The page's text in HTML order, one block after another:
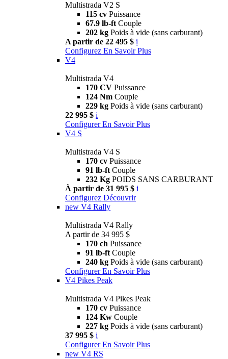
Multistrada V2 S
115 cv Puissance
67.9 lb-ft Couple
202 kg Poids à vide (sans carburant)
A partir de 22 495 $ i
Configurez En Savoir Plus
V4
Multistrada V4
170 CV Puissance
124 Nm Couple
229 kg Poids à vide (sans carburant)
22 995 $ i
Configurer En Savoir Plus
V4 S
Multistrada V4 S
170 cv Puissance
91 lb-ft Couple
232 Kg POIDS SANS CARBURANT
À partir de 31 995 $ i
Configurez Découvrir
new V4 Rally
Multistrada V4 Rally
A partir de 34 995 $
170 ch Puissance
91 lb-ft Couple
240 kg Poids à vide (sans carburant)
Configurer En Savoir Plus
V4 Pikes Peak
Multistrada V4 Pikes Peak
170 cv Puissance
124 Kw Couple
227 kg Poids à vide (sans carburant)
37 995 $ i
Configurer En Savoir Plus
new V4 RS